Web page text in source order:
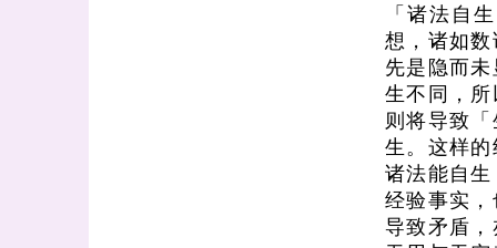
「诸法自
想，诸如
先是隐而
生不同，
则将导致
生。这样
诸法能自
经验事实
导致矛盾